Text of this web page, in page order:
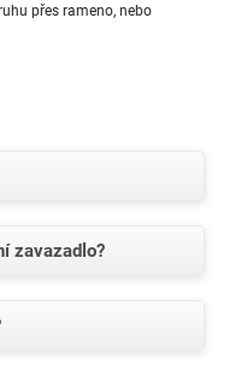
přes rameno, nebo
zavazadlo?